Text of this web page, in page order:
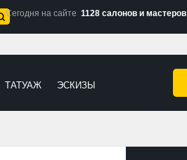
Сегодня на сайте 1128 салонов и мастеров
ТАТУАЖ ЭСКИЗЫ